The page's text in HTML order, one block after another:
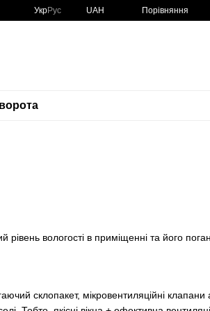
УкрРус UAH Порівняння
вологості в приміщенні та його
склопакет, мікровентиляційні